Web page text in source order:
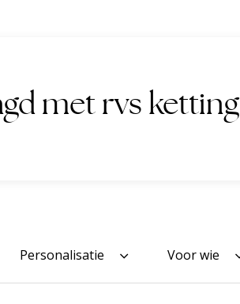
met rvs ketting
Personalisatie Voor wie